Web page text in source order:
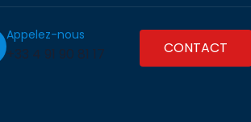
Appelez-nous
+33 4 91 90 81 17 CONTACT